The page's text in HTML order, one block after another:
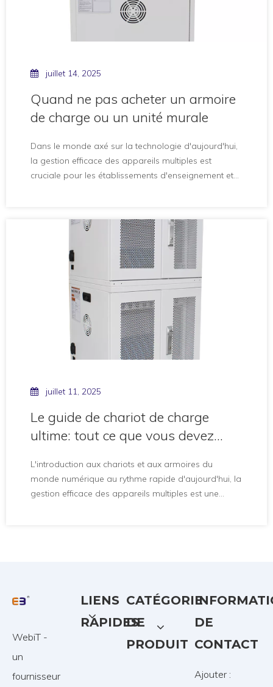
juillet 14, 2025
Quand ne pas acheter un armoire
de charge ou un unité murale
Dans le monde axé sur la technologie d'aujourd'hui,
la gestion efficace des appareils multiples est
cruciale pour les établissements d'enseignement et
pour la charge et le stockage d'appareils comme les
tablettes, les ordinateurs portables et les
smartphones. Cependant, ces solutions de stockage
juillet 11, 2025
Le guide de chariot de charge
ultime: tout ce que vous devez
L'introduction aux chariots et aux armoires du
monde numérique au rythme rapide d'aujourd'hui, la
gestion efficace des appareils multiples est une
WebiT -
un
fournisseur
LIENS
RAPIDES
CATÉGORIE
DE
PRODUIT
DE
CONTACT
Ajouter :